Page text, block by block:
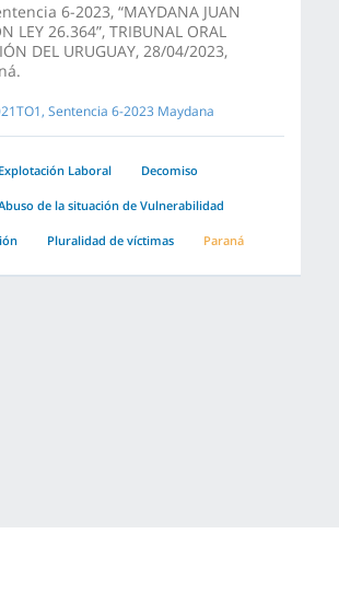
6-2023, “MAYDANA JUAN
LEY 26.364”, TRIBUNAL ORAL
DEL URUGUAY, 28/04/2023,
Sentencia 6-2023 Maydana
Explotación Laboral Decomiso
de la situación de Vulnerabilidad
Pluralidad de víctimas Paraná